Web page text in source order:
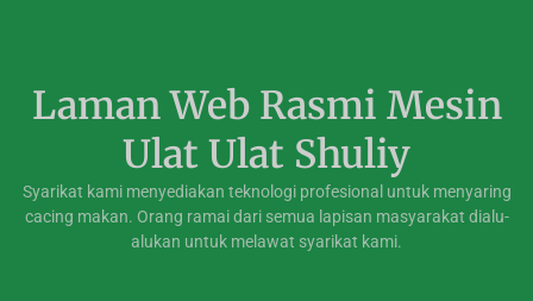
Laman Web Rasmi Mesin
Ulat Ulat Shuliy
Syarikat kami menyediakan teknologi profesional untuk menyaring
cacing makan. Orang ramai dari semua lapisan masyarakat dialu-
alukan untuk melawat syarikat kami.